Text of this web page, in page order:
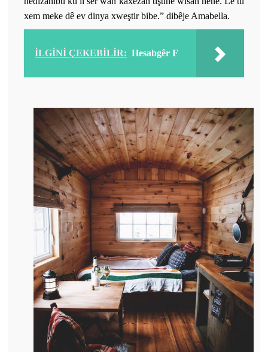
xem meke dê ev dinya xweştir bibe.” dibêje Amabella.
İLGİNİ ÇEKEBİLİR: Hesabgêr F